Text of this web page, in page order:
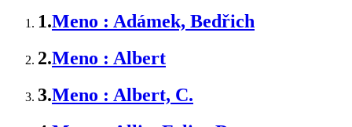
1.Meno : Adámek, Bedřich
2.Meno : Albert
3.Meno : Albert, C.